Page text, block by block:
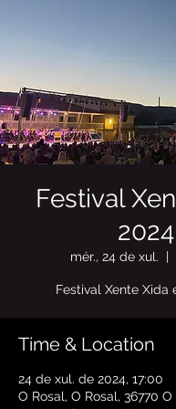
Festival
2024
mér., 24 de xul.
  |
Festival Xente Xida
Time & Location
24 de xul. de 2024, 17:00
O Rosal, O Rosal, 36770 O